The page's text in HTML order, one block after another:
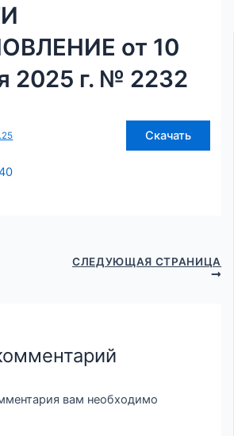
от 10
2025 г. № 2232
Скачать
СЛЕДУЮЩАЯ СТРАНИЦА
вам необходимо